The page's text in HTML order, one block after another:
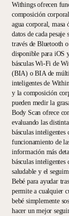
Withings ofrecen
composición
agua corporal, masa
datos de cada
través de Bluetooth
disponible para iOS
básculas Wi-Fi de
(BIA) o BIA de
inteligentes de
y la composición
pueden medir la
Body Scan ofrece
evaluando las
básculas inteligentes
funcionamiento de
información más
básculas inteligentes
saludable y el
Bebé para ayudar
permite a cualquier
bebé simplemente
hacer un mejor